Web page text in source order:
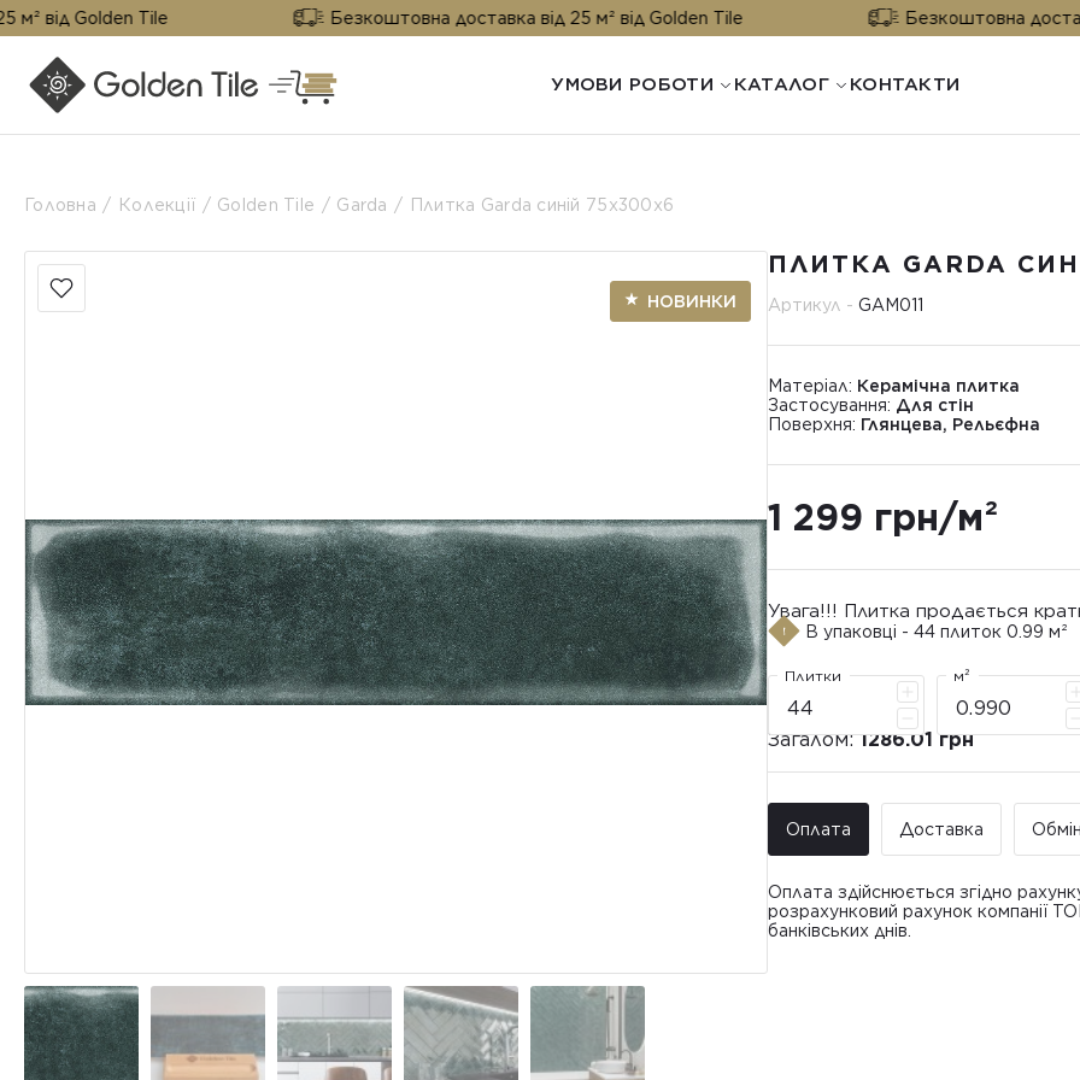
Tile Безкоштовна доставка від 25 м² від Golden Tile Безкоштовна доставка від
УМОВИ РОБОТИ КАТАЛОГ КОНТАКТИ
Головна Колекції Golden Tile Garda Плитка Garda синій 75x300x6
НОВИНКИ
ПЛИТКА GARDA
Артикул -GAМ011
Матеріал: Керамічна плитка
Застосування: Для стін
Поверхня: Глянцева, Рельєфна
1 299 грн/м²
Увага!!! Плитка продається
В упаковці - 44 плиток 0.99 м²
Плитки м²
Загалом:1286.01 грн
Оплата Доставка Обмін
Оплата здійснюється згідно
розрахунковий рахунок компанії
банківських днів.